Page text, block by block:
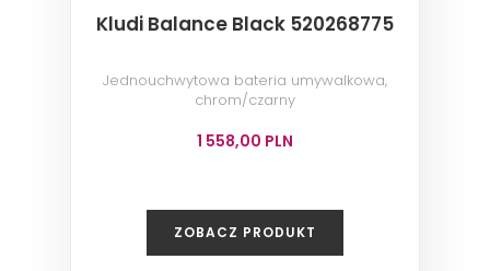
Kludi Balance Black 520268775
Jednouchwytowa bateria umywalkowa,
chrom/czarny
1 558,00 PLN
ZOBACZ PRODUKT